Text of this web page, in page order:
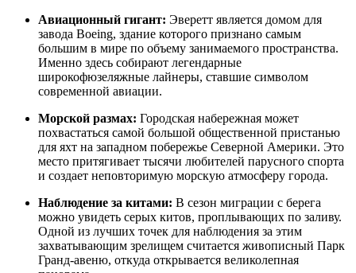
Авиационный гигант: Эверетт является домом для
завода Boeing, здание которого признано самым
большим в мире по объему занимаемого пространства.
Именно здесь собирают легендарные
широкофюзеляжные лайнеры, ставшие символом
современной авиации.
Морской размах: Городская набережная может
похвастаться самой большой общественной пристанью
для яхт на западном побережье Северной Америки. Это
место притягивает тысячи любителей парусного спорта
и создает неповторимую морскую атмосферу города.
Наблюдение за китами: В сезон миграции с берега
можно увидеть серых китов, проплывающих по заливу.
Одной из лучших точек для наблюдения за этим
захватывающим зрелищем считается живописный Парк
Гранд-авеню, откуда открывается великолепная